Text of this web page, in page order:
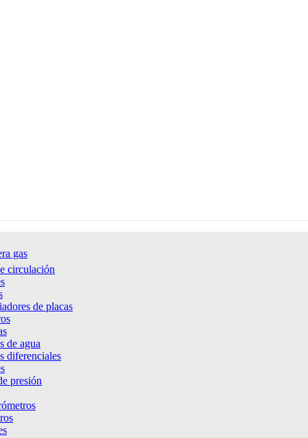
gas
circulación
de placas
de agua
diferenciales
presión